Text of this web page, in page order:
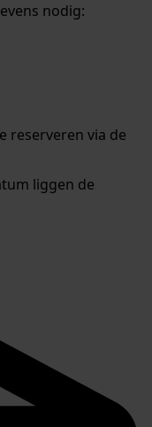
nodig:
reserveren via de
liggen de